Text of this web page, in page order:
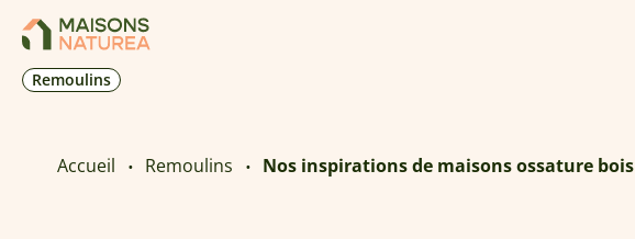
Remoulins
Accueil Remoulins Nos inspirations de maisons ossature bois